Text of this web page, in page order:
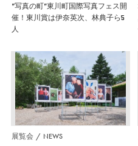
”写真の町”東川町国際写真フェス開
催！東川賞は伊奈英次、林典子ら5
人
展覧会 NEWS